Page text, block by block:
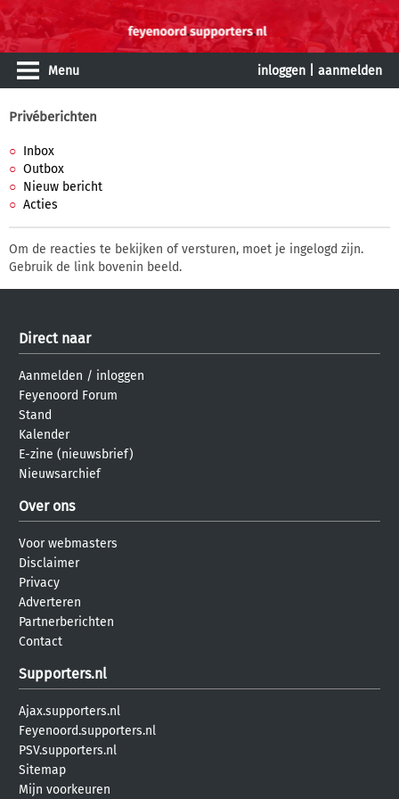
Menu inloggen aanmelden
Privéberichten
Inbox
Outbox
Nieuw bericht
Acties
Om de reacties te bekijken of versturen, moet je ingelogd zijn.
Gebruik de link bovenin beeld.
Direct naar
Aanmelden / inloggen
Feyenoord Forum
Stand
Kalender
E-zine (nieuwsbrief)
Nieuwsarchief
Over ons
Voor webmasters
Disclaimer
Privacy
Adverteren
Partnerberichten
Contact
Supporters.nl
Ajax.supporters.nl
Feyenoord.supporters.nl
PSV.supporters.nl
Sitemap
Mijn voorkeuren